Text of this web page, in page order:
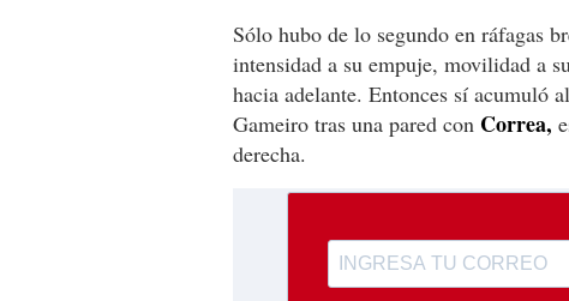
Sólo hubo de lo segundo en ráfagas
intensidad a su empuje, movilidad a
hacia adelante. Entonces sí acumuló
Gameiro tras una pared con Correa,
derecha.